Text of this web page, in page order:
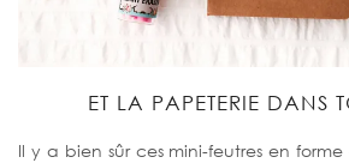
ET LA PAPETERIE DANS
Il y a bien sûr ces mini-feutres en forme